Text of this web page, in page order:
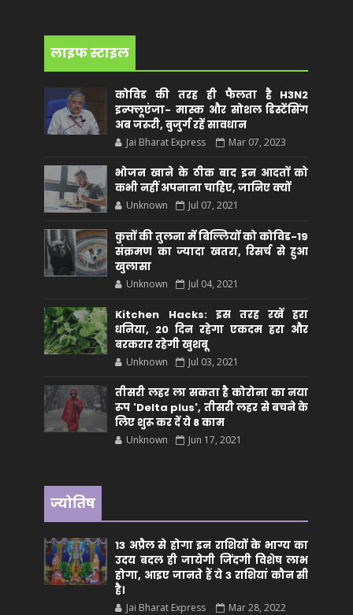
लाइफ स्टाइल
कोविड की तरह ही फैलता है H3N2
इन्फ्लूएंजा- मास्क और सोशल डिस्टेंसिंग
अब जरूरी, बुजुर्ग रहें सावधान
Jai Bharat Express Mar 07, 2023
भोजन खाने के ठीक बाद इन आदतों को
कभी नहीं अपनाना चाहिए, जानिए क्यों
Unknown Jul 07, 2021
कुत्तों की तुलना में बिल्लियों को कोविड-19
संक्रमण का ज्यादा खतरा, रिसर्च से हुआ
खुलासा
Unknown Jul 04, 2021
Kitchen Hacks: इस तरह रखें हरा
धनिया, 20 दिन रहेगा एकदम हरा और
बरकरार रहेगी खुशबू
Unknown Jul 03, 2021
तीसरी लहर ला सकता है कोरोना का नया
रूप 'Delta plus', तीसरी लहर से बचने के
लिए शुरू कर दें ये 8 काम
Unknown Jun 17, 2021
ज्योतिष
13 अप्रैल से होगा इन राशियों के भाग्य का
उदय बदल ही जायेगी जिंदगी विशेष लाभ
होगा, आइए जानते हैं ये 3 राशियां कौन सीं
है।
Jai Bharat Express Mar 28, 2022